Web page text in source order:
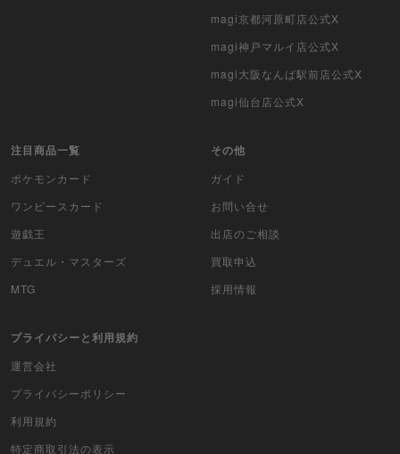
magi京都河原町店公式X
magi神戸マルイ店公式X
magi大阪なんば駅前店公式X
magi仙台店公式X
注目商品一覧
ポケモンカード
ワンピースカード
遊戯王
デュエル・マスターズ
MTG
その他
ガイド
お問い合せ
出店のご相談
買取申込
採用情報
プライバシーと利用規約
運営会社
プライバシーポリシー
利用規約
特定商取引法の表示